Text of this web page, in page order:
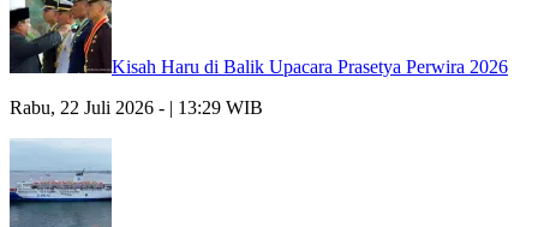
Kisah Haru di Balik Upacara Prasetya Perwira 2026
Rabu, 22 Juli 2026 - | 13:29 WIB